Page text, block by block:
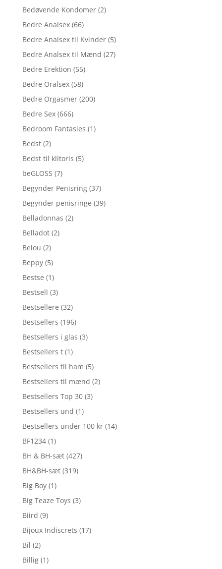
Bedøvende Kondomer (2)
Bedre Analsex (66)
Bedre Analsex til Kvinder (5)
Bedre Analsex til Mænd (27)
Bedre Erektion (55)
Bedre Oralsex (58)
Bedre Orgasmer (200)
Bedre Sex (666)
Bedroom Fantasies (1)
Bedst (2)
Bedst til klitoris (5)
beGLOSS (7)
Begynder Penisring (37)
Begynder penisringe (39)
Belladonnas (2)
Belladot (2)
Belou (2)
Beppy (5)
Bestse (1)
Bestsell (3)
Bestsellere (32)
Bestsellers (196)
Bestsellers i glas (3)
Bestsellers t (1)
Bestsellers til ham (5)
Bestsellers til mænd (2)
Bestsellers Top 30 (3)
Bestsellers und (1)
Bestsellers under 100 kr (14)
BF1234 (1)
BH & BH-sæt (427)
BH&BH-sæt (319)
Big Boy (1)
Big Teaze Toys (3)
Biird (9)
Bijoux Indiscrets (17)
Bil (2)
Billig (1)